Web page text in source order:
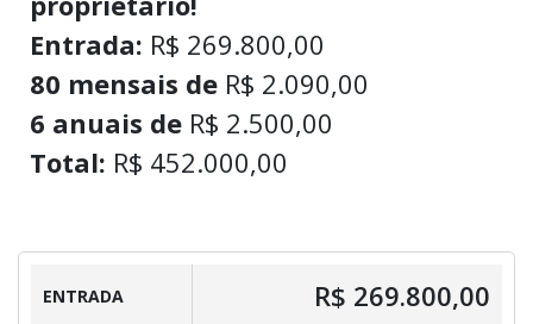
Entrada: R$ 269.800,00
80 mensais de R$ 2.090,00
6 anuais de R$ 2.500,00
Total: R$ 452.000,00
ENTRADA R$ 269.800,00